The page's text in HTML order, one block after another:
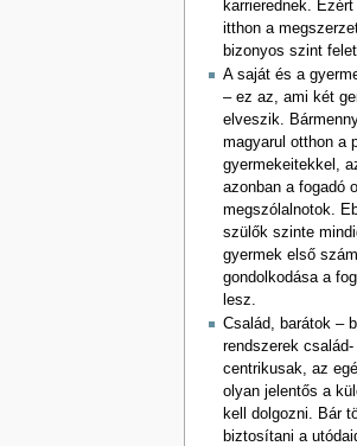
karrierednek.
itthon a
bizonyos szint
A saját és a
– ez az, ami két
elveszik.
magyarul otthon a
gyermekeitekkel,
azonban a fogadó
megszólalnotok.
szülők szinte
gyermek első
gondolkodása a
lesz.
Család, barátok –
rendszerek
centrikusak, az
olyan jelentős a
kell dolgozni. Bár
biztosítani a